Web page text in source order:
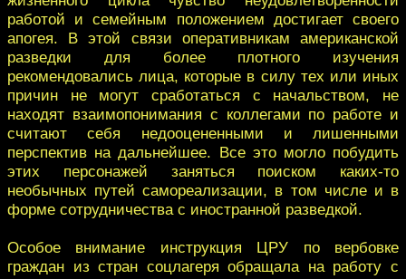
работой и семейным положением достигает своего
апогея. В этой связи оперативникам американской
разведки для более плотного изучения
рекомендовались лица, которые в силу тех или иных
причин не могут сработаться с начальством, не
находят взаимопонимания с коллегами по работе и
считают себя недооцененными и лишенными
перспектив на дальнейшее. Все это могло побудить
этих персонажей заняться поиском каких-то
необычных путей самореализации, в том числе и в
форме сотрудничества с иностранной разведкой.
Особое внимание инструкция ЦРУ по вербовке
граждан из стран соцлагеря обращала на работу с